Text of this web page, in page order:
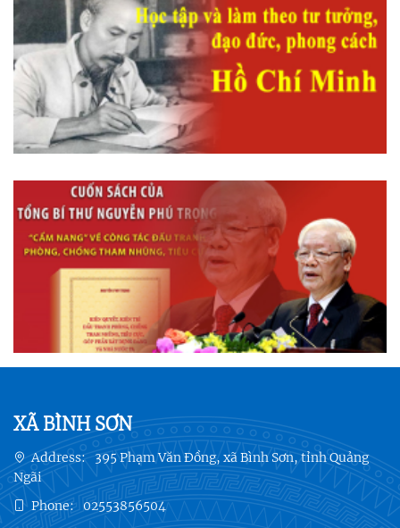
XÃ BÌNH SƠN
Address: 395 Phạm Văn Đồng, xã Bình Sơn, tỉnh Quảng
Ngãi
Phone: 02553856504